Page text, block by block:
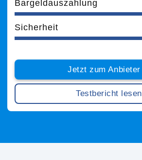
Bargeldauszahlung
Sicherheit
Jetzt zum Anbieter
Testbericht lesen